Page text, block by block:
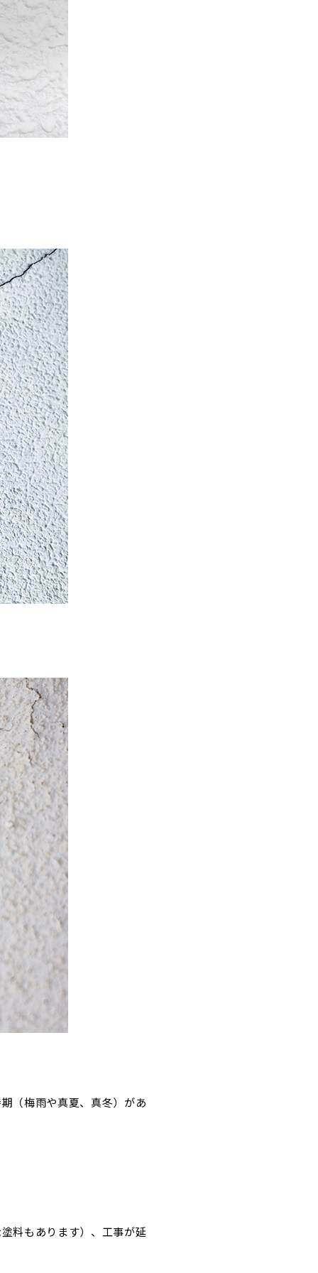
（梅雨や真夏、真冬）があ
料もあります）、工事が延